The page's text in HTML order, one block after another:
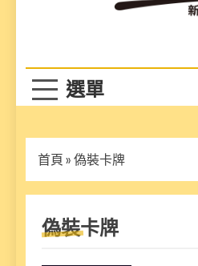
首頁 » 偽裝卡牌
偽裝卡牌